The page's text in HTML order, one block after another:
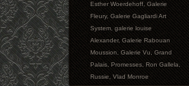
Esther Woerdehoff,Galerie
Fleury,Galerie Gagliardi Art
System,galerie louise
Alexander,Galerie Rabouan
Moussion,Galerie Vu,Grand
Palais,Promesses,Ron Gallela,
Russie,Vlad Monroe